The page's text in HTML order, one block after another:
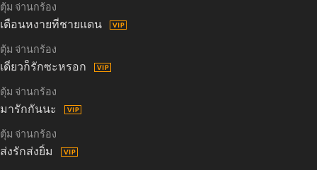
ตุ้ม จ่านกร้อง
เดือนหงายที่ชายแดน
ตุ้ม จ่านกร้อง
เดี๋ยวก็รักซะหรอก
ตุ้ม จ่านกร้อง
มารักกันนะ
ตุ้ม จ่านกร้อง
ส่งรักส่งยิ้ม